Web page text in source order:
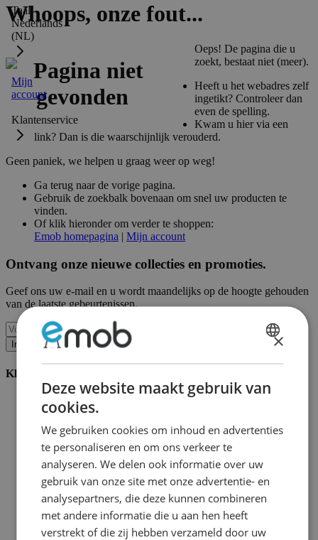
Taal:
Nederlands
(NL)
Mijn
account
Klantenservice
Whoops, onze fout...
Oeps! De pagina die u
zoekt, bestaat niet (meer).
Heeft u het webadres zelf
ingetikt? Controleer dan
even de spelling.
Kwam u hier via een
link? Dan is die waarschijnlijk verouderd.
Geen paniek, we helpen u graag weer op weg!
Ga terug naar de vorige pagina.
Gebruik de zoekbalk bovenaan om snel uw producten te
vinden.
Of klik hieronder om verder te shoppen:
Emob homepagina | Mijn account
Ontvang onze nieuwe collecties en promoties.
Geef ons uw e-mail en u wordt maandelijks op de hoogte gehouden
van de laatste gebeurtenissen.
Inschrijven
Klantenservice
Bestellen bij Emob
Betaalmogelijkheden
Verzending en levering
Service en garantie
Annuleren of retourneren
Klachten
Montagetips
Onderhoudsadvies
Wachtwoord vergeten?
FAQ
Palletopslag & Fulfilment
×
Deze website maakt gebruik van
cookies.
We gebruiken cookies om inhoud en advertenties
te personaliseren en om ons verkeer te
analyseren. We delen ook informatie over uw
gebruik van onze site met onze advertentie- en
analysepartners, die deze kunnen combineren
met andere informatie die u aan hen heeft
verstrekt of die zij hebben verzameld door uw